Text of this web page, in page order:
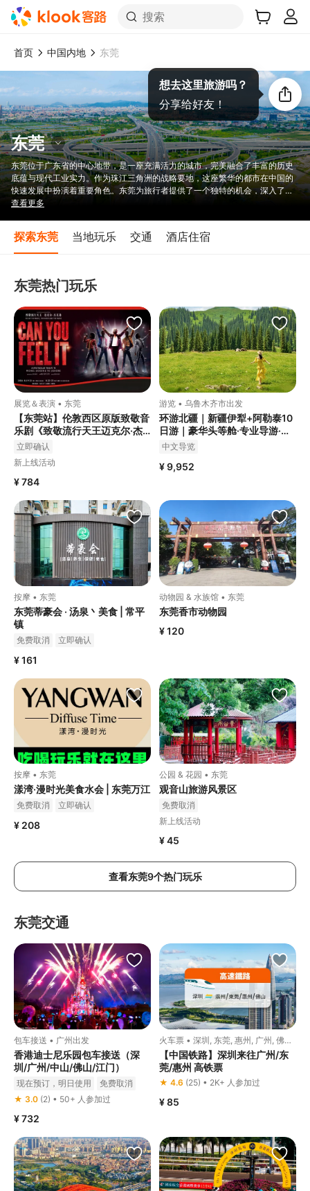
搜索
首页 中国内地 东莞
东莞
东莞位于广东省的中心地带，是一座充满活力的城市，完美融合了丰富的历史
底蕴与现代工业实力。作为珠江三角洲的战略要地，这座繁华的都市在中国的
快速发展中扮演着重要角色。东莞为旅行者提供了一个独特的机会，深入了解
中国传统文化和历史，是追求真实体验的游客必去之地。凭借其蓬勃的经济、
查看更多
探索东莞 当地玩乐 交通 酒店住宿
想去这里旅游吗？
分享给好友！
东莞热门玩乐
展览＆表演 • 东莞
【东莞站】伦敦西区原版致敬音
乐剧《致敬流行天王迈克尔·杰
克逊》
立即确认
新上线活动
¥ 784
游览 • 乌鲁木齐市出发
环游北疆｜新疆伊犁+阿勒泰10
日游｜豪华头等舱·专业导游·可
接外宾
中文导览
¥ 9,952
按摩 • 东莞
东莞蒂豪会 · 汤泉丶美食 | 常平
镇
免费取消 立即确认
¥ 161
动物园 & 水族馆 • 东莞
东莞香市动物园
¥ 120
按摩 • 东莞
漾湾·漫时光美食水会 | 东莞万江
免费取消 立即确认
¥ 208
公园 & 花园 • 东莞
观音山旅游风景区
免费取消
新上线活动
¥ 45
查看东莞9个热门玩乐
东莞交通
包车接送 • 广州出发
香港迪士尼乐园包车接送（深
圳/广州/中山/佛山/江门）
现在预订，明日使用
免费取消
立即确认
★ 3.0 (2) • 50+ 人参加过
¥ 732
火车票 • 深圳, 东莞, 惠州, 广州, 佛山
出发
【中国铁路】深圳来往广州/东
莞/惠州 高铁票
★ 4.6 (25) • 2K+ 人参加过
¥ 85